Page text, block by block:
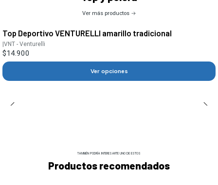
Ver más productos
Top Deportivo VENTURELLI amarillo tradicional
|VNT - Venturelli
$14.900
Ver opciones
TAMBIÉN PODRÍA INTERESARTE UNO DE ESTOS
Productos recomendados